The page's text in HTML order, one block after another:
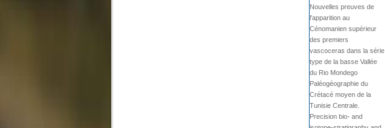
Nouvelles preuves de
l'apparition au
Cénomanien supérieur
des premiers
vascoceras dans la série
type de la basse Vallée
du Rio Mondego
Paléogéographie du
Crétacé moyen de la
Tunisie Centrale.
Precision bio- and